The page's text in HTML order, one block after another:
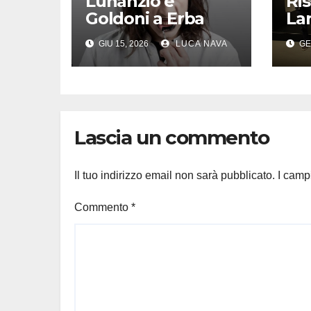
Goldoni a Erba
GIU 15, 2026 LUCA NAVA
Lascia un commento
Il tuo indirizzo email non sarà pubblicato. I
Commento *